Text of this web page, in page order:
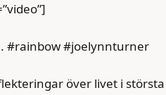
#rainbow #joelynnturner
över livet i största